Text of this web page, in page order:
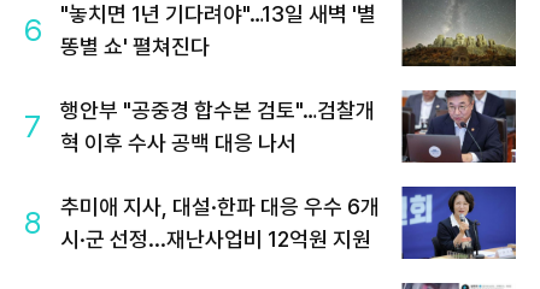
6
"놓치면 1년 기다려야"…13일 새벽 '별
똥별 쇼' 펼쳐진다
7
행안부 "공중경 합수본 검토"…검찰개
혁 이후 수사 공백 대응 나서
8
추미애 지사, 대설·한파 대응 우수 6개
시·군 선정...재난사업비 12억원 지원